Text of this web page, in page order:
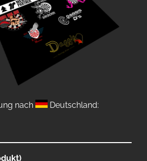
nach
Deutschland: